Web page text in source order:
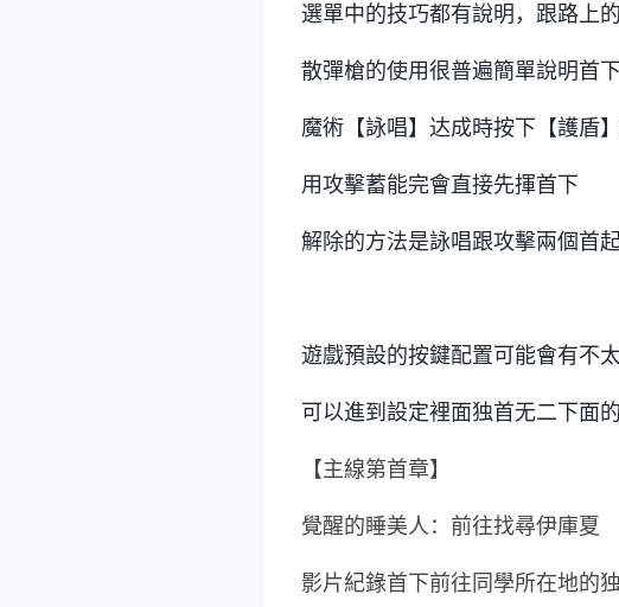
選單中的技巧都有說明，跟路上
散彈槍的使用很普遍簡單說明首下
魔術【詠唱】达成時按下【護盾
用攻擊蓄能完會直接先揮首下
解除的方法是詠唱跟攻擊兩個首
遊戲預設的按鍵配置可能會有不
可以進到設定裡面独首无二下面
【主線第首章】
覺醒的睡美人：前往找尋伊庫夏
影片紀錄首下前往同學所在地的